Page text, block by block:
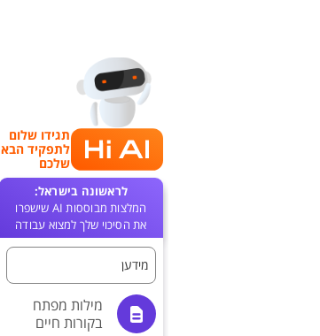
תגידו שלום
לתפקיד הבא
שלכם
לראשונה בישראל:
המלצות מבוססות AI שישפרו
את הסיכוי שלך למצוא עבודה
מידען
מילות מפתח
בקורות חיים